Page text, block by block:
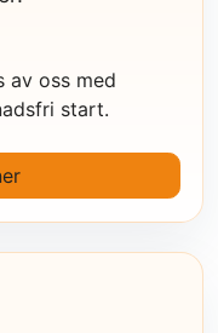
av oss med
start.